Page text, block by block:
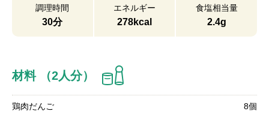
調理時間
30分
エネルギー
278kcal
食塩相当量
2.4g
材料 （2人分）
鶏肉だんご 8個